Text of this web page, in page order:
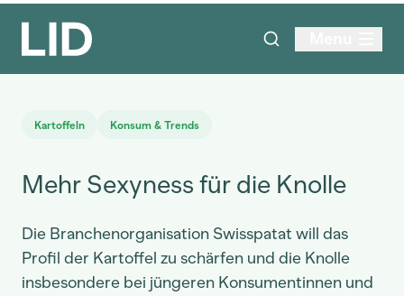
Kartoffeln Konsum & Trends
Mehr Sexyness für die Knolle
Die Branchenorganisation Swisspatat will das
Profil der Kartoffel zu schärfen und die Knolle
insbesondere bei jüngeren Konsumentinnen und